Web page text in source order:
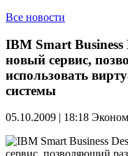
Все новости
IBM Smart
новый сервис,
использовать
системы
05.10.2009 | 18:18